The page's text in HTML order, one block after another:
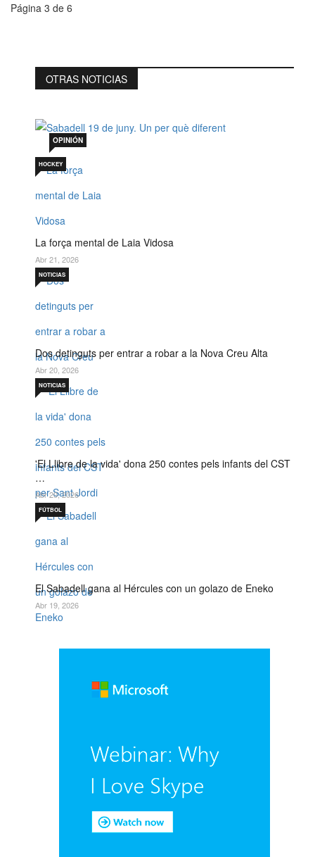
Página 3 de 6
OTRAS NOTICIAS
Sabadell 19 de juny. Un per què diferent
OPINIÓN
La força mental de Laia Vidosa
HOCKEY
Abr 21, 2026
Dos detinguts per entrar a robar a la Nova Creu Alta
NOTICIAS
Abr 20, 2026
'El Llibre de la vida' dona 250 contes pels infants del CST
…
NOTICIAS
Abr 20, 2026
El Sabadell gana al Hércules con un golazo de Eneko
FÚTBOL
Abr 19, 2026